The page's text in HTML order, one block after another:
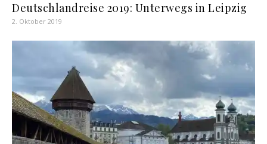
Deutschlandreise 2019: Unterwegs in Leipzig
2. Oktober 2019